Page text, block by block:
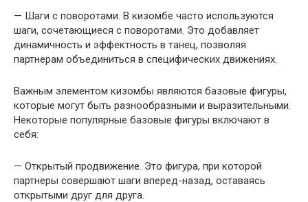
— Шаги с поворотами. В кизомбе часто используются
шаги, сочетающиеся с поворотами. Это добавляет
динамичность и эффектность в танец, позволяя
партнерам объединиться в специфических движениях.
Важным элементом кизомбы являются базовые фигуры,
которые могут быть разнообразными и выразительными.
Некоторые популярные базовые фигуры включают в
себя:
— Открытый продвижение. Это фигура, при которой
партнеры совершают шаги вперед-назад, оставаясь
открытыми друг для друга.